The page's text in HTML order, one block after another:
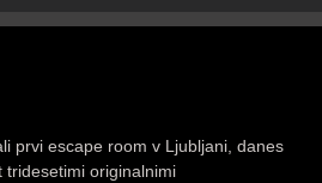
prvi escape room v Ljubljani, danes
tridesetimi originalnimi